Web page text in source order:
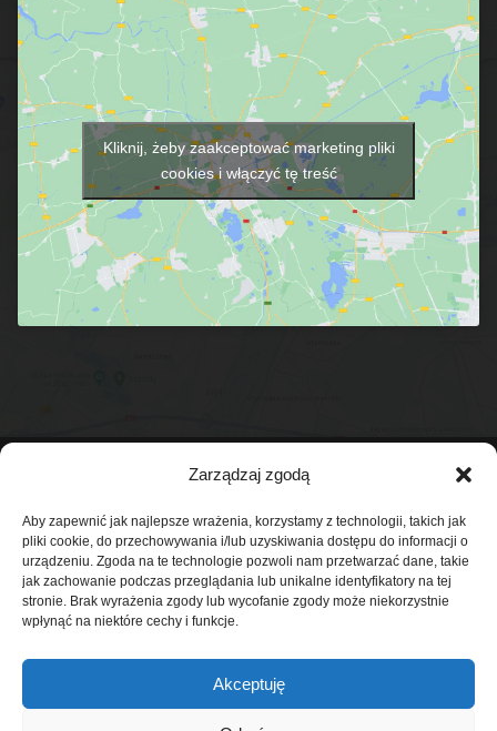
Zarządzaj zgodą
Aby zapewnić jak najlepsze wrażenia, korzystamy z technologii, takich jak
pliki cookie, do przechowywania i/lub uzyskiwania dostępu do informacji o
urządzeniu. Zgoda na te technologie pozwoli nam przetwarzać dane, takie
jak zachowanie podczas przeglądania lub unikalne identyfikatory na tej
stronie. Brak wyrażenia zgody lub wycofanie zgody może niekorzystnie
wpłynąć na niektóre cechy i funkcje.
Akceptuję
Kliknij, żeby zaakceptować marketing pliki
cookies i włączyć tę treść
er.pl